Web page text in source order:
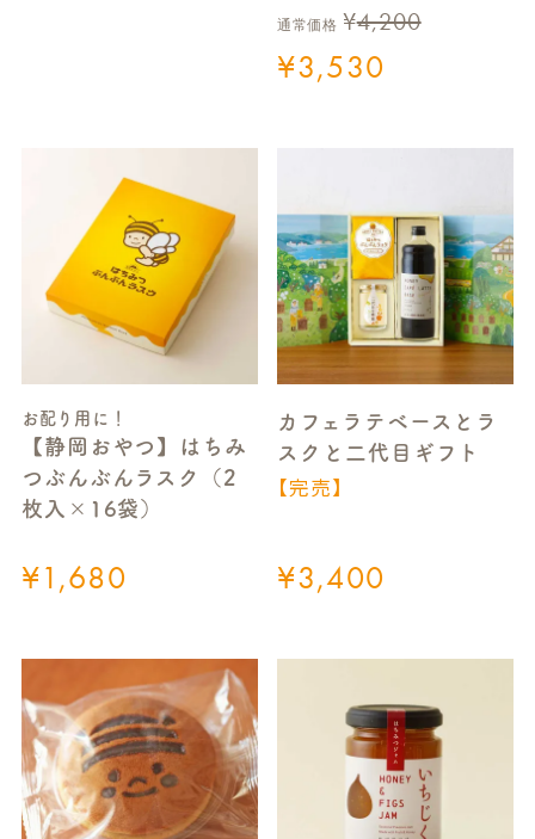
通常価格 ¥4,200
¥3,530
お配り用に！
【静岡おやつ】はちみ
つぶんぶんラスク（2
枚入×16袋）
¥1,680
カフェラテベースとラ
スクと二代目ギフト
【完売】
¥3,400